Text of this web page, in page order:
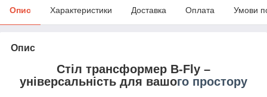
Опис Характеристики Доставка Оплата Умови
Опис
Стіл трансформер B-Fly –
універсальність для вашого простору